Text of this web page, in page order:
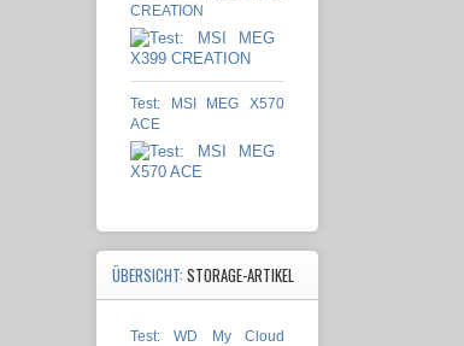
CREATION
Test: MSI MEG X570
ACE
ÜBERSICHT: STORAGE-ARTIKEL
Test: WD My Cloud